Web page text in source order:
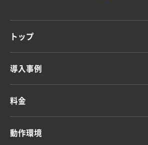
トップ
導入事例
料金
動作環境